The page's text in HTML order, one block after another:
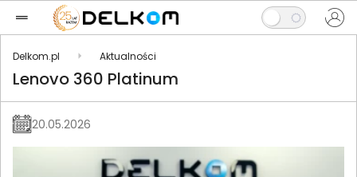
Delkom.pl Aktualności
Lenovo 360 Platinum
20.05.2026